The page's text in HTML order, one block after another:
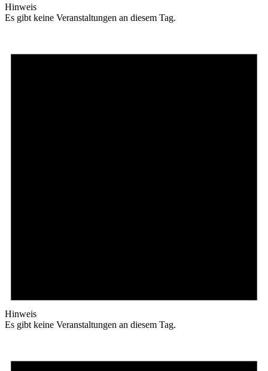
Hinweis
Es gibt keine Veranstaltungen an diesem Tag.
Hinweis
Es gibt keine Veranstaltungen an diesem Tag.